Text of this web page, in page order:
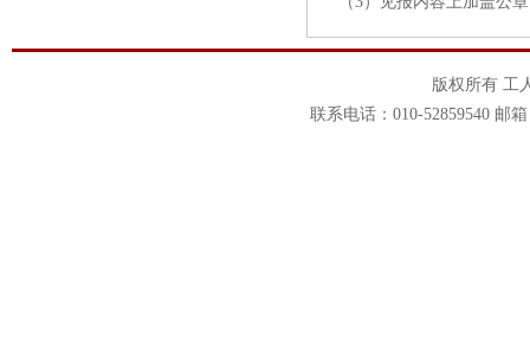
版权所有 工
联系电话：010-52859540 邮